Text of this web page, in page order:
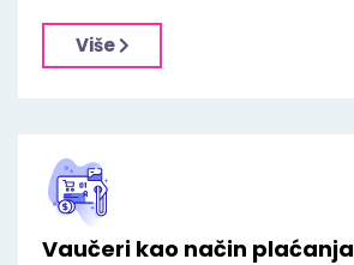
Više
Vaučeri kao način plaćanja